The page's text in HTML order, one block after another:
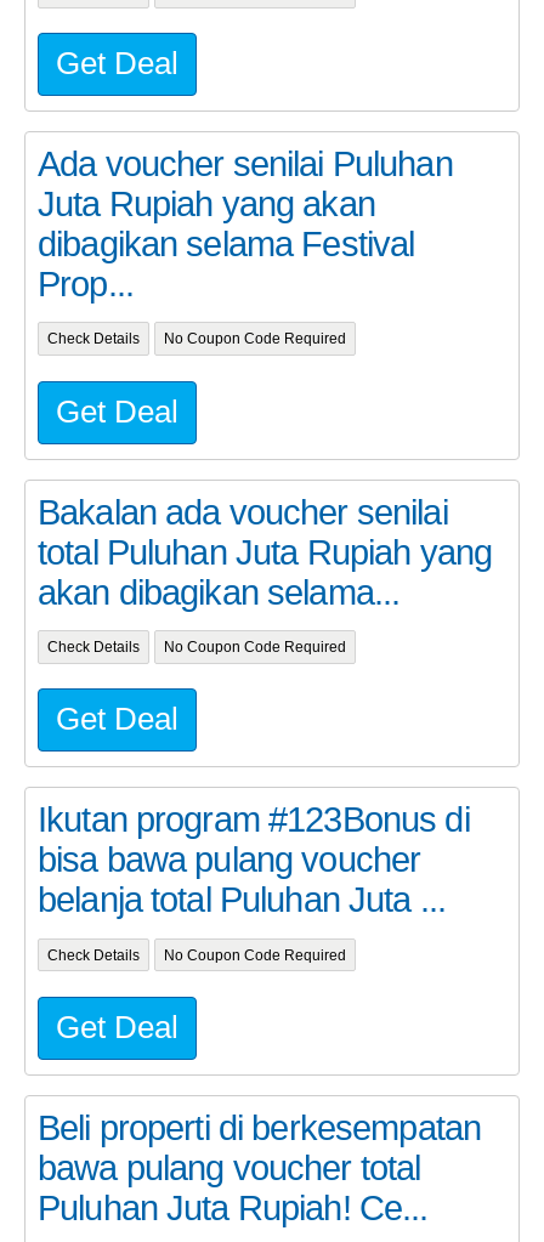
Get Deal
Ada voucher senilai Puluhan
Juta Rupiah yang akan
dibagikan selama Festival
Prop...
Check Details No Coupon Code Required
Get Deal
Bakalan ada voucher senilai
total Puluhan Juta Rupiah yang
akan dibagikan selama...
Check Details No Coupon Code Required
Get Deal
Ikutan program #123Bonus di
bisa bawa pulang voucher
belanja total Puluhan Juta ...
Check Details No Coupon Code Required
Get Deal
Beli properti di berkesempatan
bawa pulang voucher total
Puluhan Juta Rupiah! Ce...